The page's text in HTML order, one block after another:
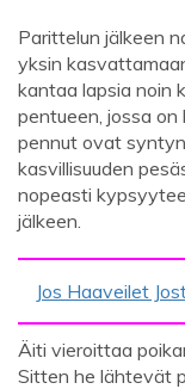
Parittelun jälkeen
yksin
kantaa lapsia noin
pentueen, jossa on
pennut ovat
kasvillisuuden
nopeasti
jälkeen.
Jos Haaveilet
Äiti vieroittaa
Sitten he lähtevät